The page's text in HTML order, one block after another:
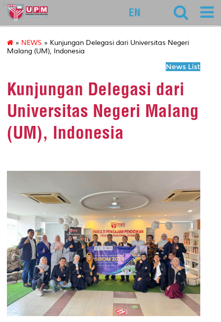
educ
EN
» NEWS » Kunjungan Delegasi dari Universitas Negeri
Malang (UM), Indonesia
News List
Kunjungan Delegasi dari
Universitas Negeri Malang
(UM), Indonesia